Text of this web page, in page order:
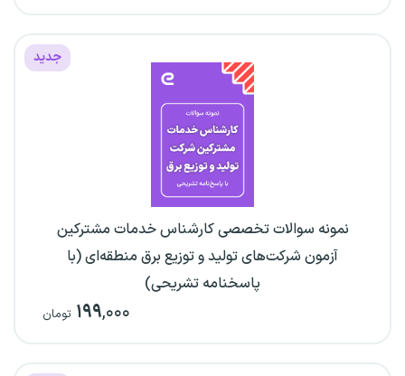
جدید
نمونه سوالات تخصصی کارشناس خدمات مشترکین
آزمون شرکت‌های تولید و توزیع برق منطقه‌ای (با
پاسخنامه تشریحی)
۱۹۹,۰۰۰ تومان